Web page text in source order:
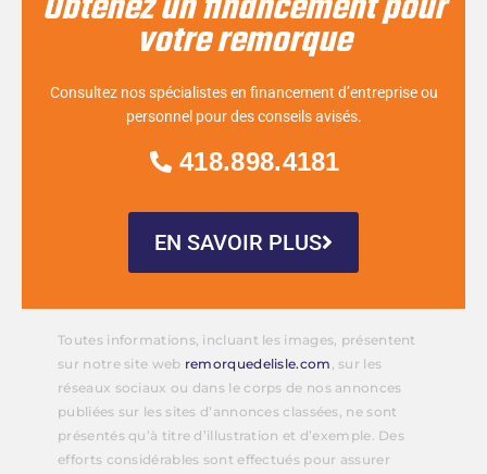
votre remorque
Consultez nos spécialistes en financement d’entreprise ou
personnel pour des conseils avisés.
418.898.4181
EN SAVOIR PLUS
Toutes informations, incluant les images, présentent
sur notre site web remorquedelisle.com , sur les
réseaux sociaux ou dans le corps de nos annonces
publiées sur les sites d’annonces classées, ne sont
présentés qu’à titre d’illustration et d’exemple. Des
efforts considérables sont effectués pour assurer